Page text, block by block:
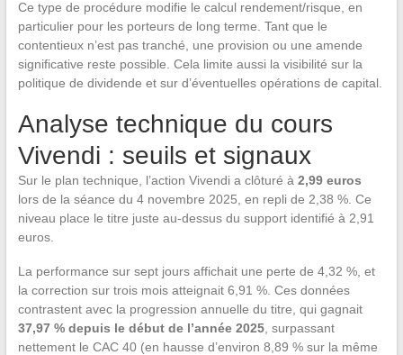
Ce type de procédure modifie le calcul rendement/risque, en
particulier pour les porteurs de long terme. Tant que le
contentieux n’est pas tranché, une provision ou une amende
significative reste possible. Cela limite aussi la visibilité sur la
politique de dividende et sur d’éventuelles opérations de capital.
Analyse technique du cours
Vivendi : seuils et signaux
Sur le plan technique, l’action Vivendi a clôturé à 2,99 euros
lors de la séance du 4 novembre 2025, en repli de 2,38 %. Ce
niveau place le titre juste au-dessus du support identifié à 2,91
euros.
La performance sur sept jours affichait une perte de 4,32 %, et
la correction sur trois mois atteignait 6,91 %. Ces données
contrastent avec la progression annuelle du titre, qui gagnait
37,97 % depuis le début de l’année 2025, surpassant
nettement le CAC 40 (en hausse d’environ 8,89 % sur la même